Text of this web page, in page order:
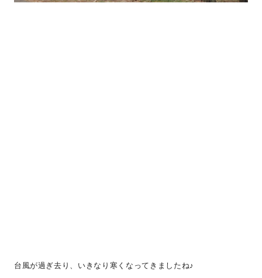
台風が過ぎ去り、いきなり寒くなってきましたね♪